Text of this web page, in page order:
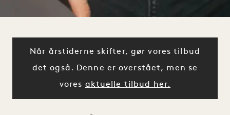
Når årstiderne skifter, gør vores tilbud
det også. Denne er overstået, men se
vores aktuelle tilbud her.